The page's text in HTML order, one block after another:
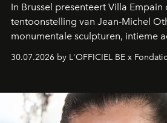
In Brussel presenteert Villa
tentoonstelling van Jean-Michel
monumentale sculpturen, intieme
een emotionele reis waarin elk
moment van verwondering.
30.07.2026 by L'OFFICIEL BE x